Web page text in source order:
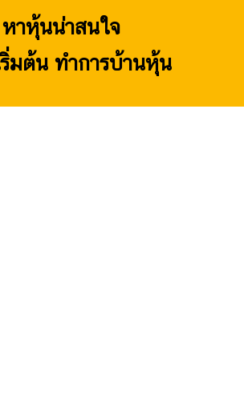
าหุ้นน่าสนใจ
มต้น ทำการบ้านหุ้น